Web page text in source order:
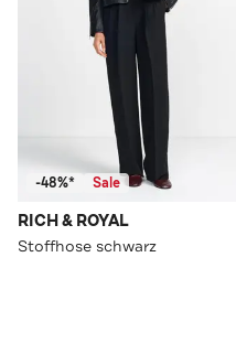
-48%* Sale
RICH & ROYAL
Stoffhose schwarz